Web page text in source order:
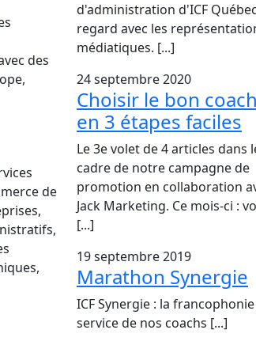
des
de
d'administration d'ICF
regard avec les
médiatiques. [...]
24 septembre 2020
Choisir le bon coach
en 3 étapes faciles
Le 3e volet de 4 articles dans
cadre de notre campagne de
promotion en collaboration
Jack Marketing. Ce mois-ci :
[...]
19 septembre 2019
Marathon Synergie
ICF Synergie : la
service de nos coachs [...]